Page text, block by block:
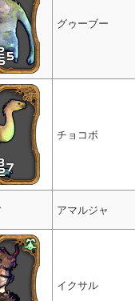
グゥーブー
チョコボ
アマルジャ
イクサル